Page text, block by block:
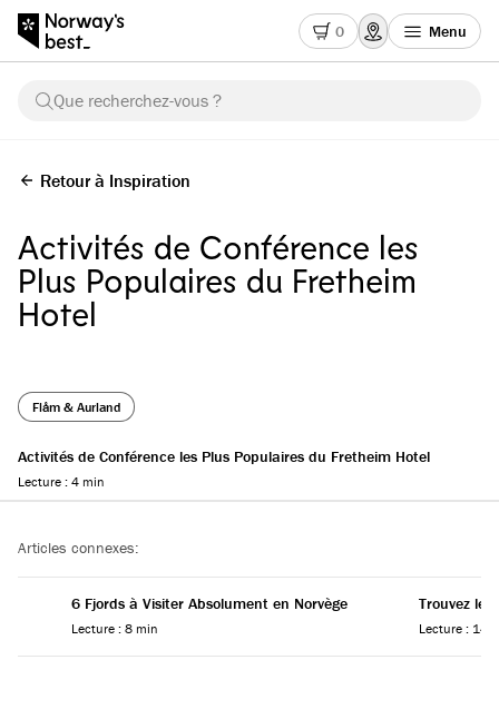
0 Menu
Que recherchez-vous ?
Retour à Inspiration
Activités de Conférence les
Plus Populaires du Fretheim
Hotel
Flåm & Aurland
Activités de Conférence les Plus Populaires du Fretheim Hotel
Lecture : 4 min
Articles connexes:
6 Fjords à Visiter Absolument en Norvège
Lecture : 8 min
Trouvez le
Lecture : 14